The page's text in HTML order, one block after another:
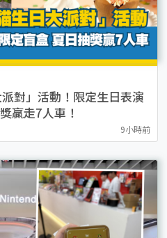
對」活動！限定生日表演
贏走7人車！
9小時前